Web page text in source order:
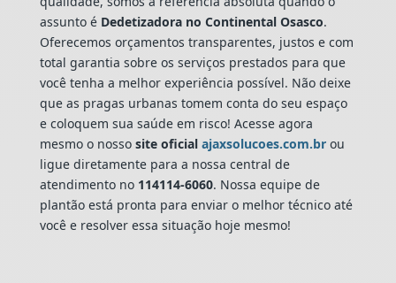
assunto é Dedetizadora no Continental Osasco.
Oferecemos orçamentos transparentes, justos e com
total garantia sobre os serviços prestados para que
você tenha a melhor experiência possível. Não deixe
que as pragas urbanas tomem conta do seu espaço
e coloquem sua saúde em risco! Acesse agora
mesmo o nossosite oficial ajaxsolucoes.com.brou
ligue diretamente para a nossa central de
atendimento no 114114-6060. Nossa equipe de
plantão está pronta para enviar o melhor técnico até
você e resolver essa situação hoje mesmo!